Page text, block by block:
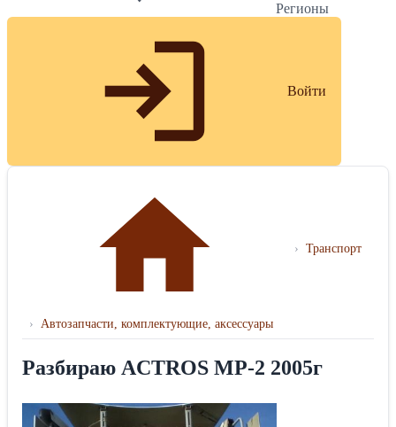
Регионы
Войти
› Транспорт
› Автозапчасти, комплектующие, аксессуары
Разбираю ACTROS МР-2 2005г